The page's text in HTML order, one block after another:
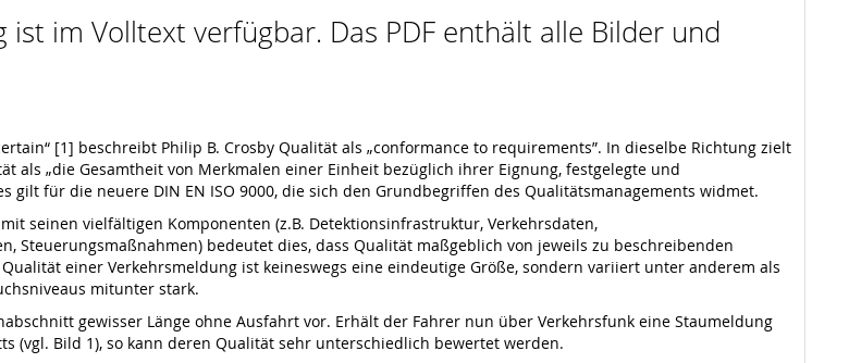
im Volltext verfügbar. Das PDF enthält alle Bilder und
[1] beschreibt Philip B. Crosby Qualität als „conformance to requirements”. In dieselbe Richtung zielt
als „die Gesamtheit von Merkmalen einer Einheit bezüglich ihrer Eignung, festgelegte und
gilt für die neuere DIN EN ISO 9000, die sich den Grundbegriffen des Qualitätsmanagements widmet.
seinen vielfältigen Komponenten (z.B. Detektionsinfrastruktur, Verkehrsdaten,
Steuerungsmaßnahmen) bedeutet dies, dass Qualität maßgeblich von jeweils zu beschreibenden
einer Verkehrsmeldung ist keineswegs eine eindeutige Größe, sondern variiert unter anderem als
mitunter stark.
gewisser Länge ohne Ausfahrt vor. Erhält der Fahrer nun über Verkehrsfunk eine Staumeldung
(vgl. Bild 1), so kann deren Qualität sehr unterschiedlich bewertet werden.